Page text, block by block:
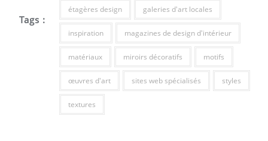
Tags :
étagères design galeries d'art locales
inspiration magazines de design d'intérieur
matériaux miroirs décoratifs motifs
œuvres d'art sites web spécialisés styles
textures